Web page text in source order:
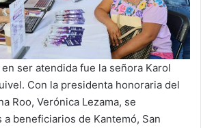
ser atendida fue la señora Karol
Con la presidenta honoraria del
Roo, Verónica Lezama, se
beneficiarios de Kantemó, San